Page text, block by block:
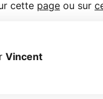
cette page ou sur
Vincent